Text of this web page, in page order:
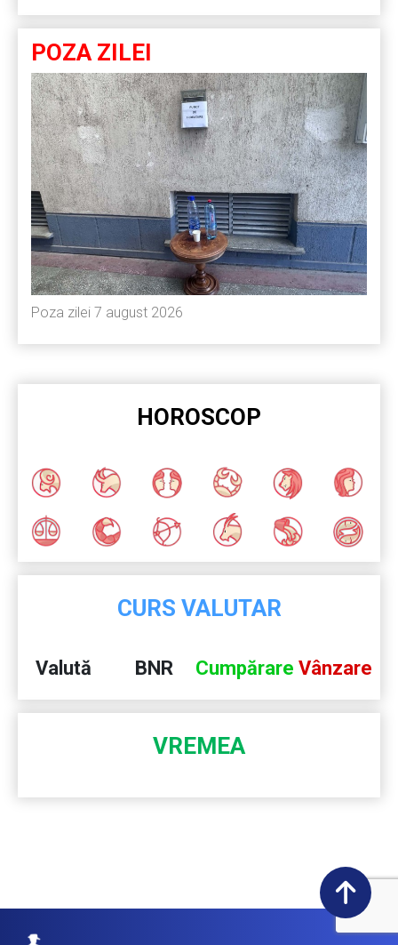
POZA ZILEI
Poza zilei 7 august 2026
HOROSCOP
CURS VALUTAR
Valută BNR Cumpărare Vânzare
VREMEA